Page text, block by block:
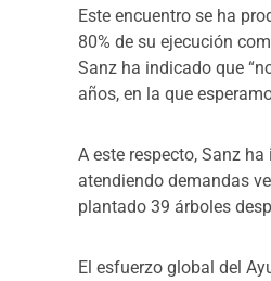
Este encuentro se ha
80% de su ejecución
Sanz ha indicado que
años, en la que
A este respecto, Sanz
atendiendo demandas
plantado 39 árboles
El esfuerzo global del